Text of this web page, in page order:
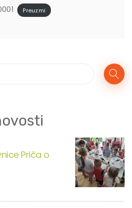
Preuzmi
Priča o